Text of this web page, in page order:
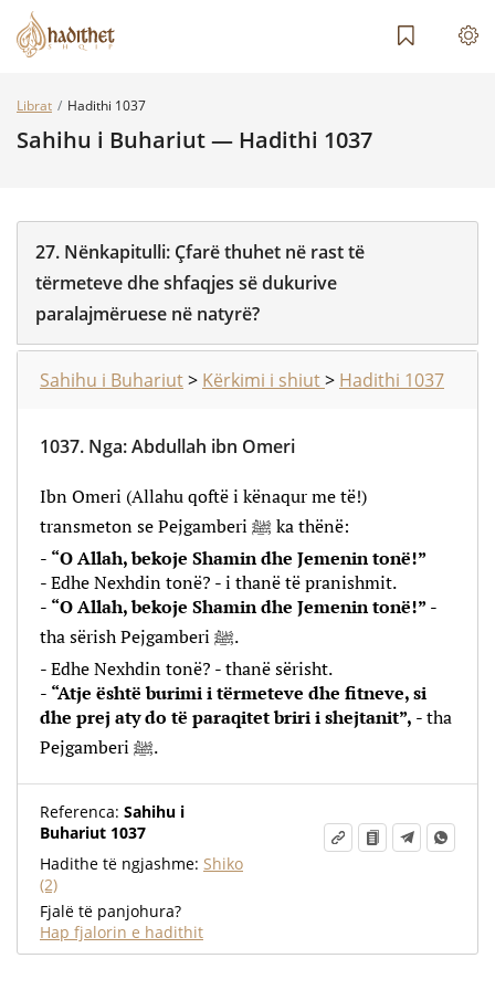
Librat Hadithi 1037
Sahihu i Buhariut — Hadithi 1037
27. Nënkapitulli: Çfarë thuhet në rast të
tërmeteve dhe shfaqjes së dukurive
paralajmëruese në natyrë?
Sahihu i Buhariut> Kërkimi i shiut> Hadithi 1037
1037. Nga:Abdullah ibn Omeri
Ibn Omeri (Allahu qoftë i kënaqur me të!)
transmeton se Pejgamberi ﷺ ka thënë:
- “O Allah, bekoje Shamin dhe Jemenin tonë!”
- Edhe Nexhdin tonë? - i thanë të pranishmit.
- “O Allah, bekoje Shamin dhe Jemenin tonë!” -
tha sërish Pejgamberi ﷺ.
- Edhe Nexhdin tonë? - thanë sërisht.
- “Atje është burimi i tërmeteve dhe fitneve, si
dhe prej aty do të paraqitet briri i shejtanit”, - tha
Pejgamberi ﷺ.
Referenca: Sahihu i
Buhariut 1037
Hadithe të ngjashme: Shiko
(2)
Fjalë të panjohura?
Hap fjalorin e hadithit